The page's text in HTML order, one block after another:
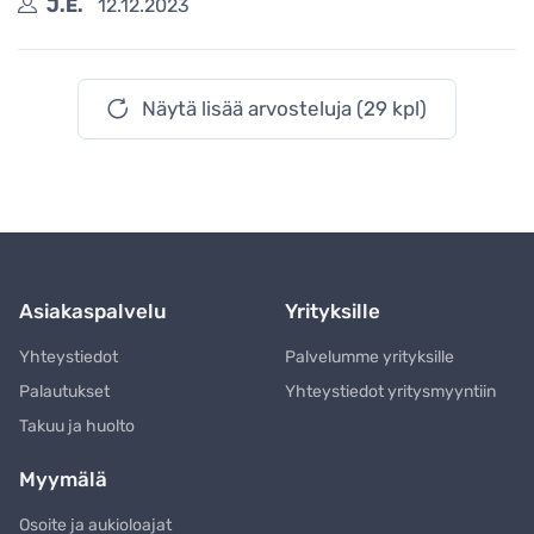
J.E. 12.12.2023
Näytä lisää arvosteluja (29 kpl)
Asiakaspalvelu
Yhteystiedot
Palautukset
Takuu ja huolto
Yrityksille
Palvelumme yrityksille
Yhteystiedot yritysmyyntiin
Myymälä
Osoite ja aukioloajat